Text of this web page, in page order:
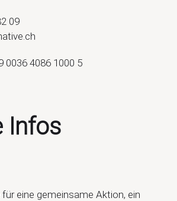
09
0036 4086 1000 5
Infos
eine gemeinsame Aktion, ein